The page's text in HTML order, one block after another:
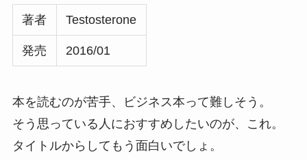
著者 Testosterone
発売 2016/01
本を読むのが苦手、ビジネス本って難しそう。
そう思っている人におすすめしたいのが、これ。
タイトルからしてもう面白いでしょ。